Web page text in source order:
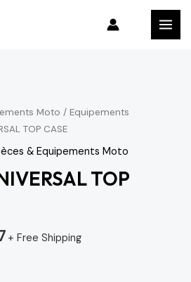
Moto / Equipements
TOP CASE
& Equipements Moto
TOP
290 د.م..
prix
actuel
247 د.م..
+ Free Shipping